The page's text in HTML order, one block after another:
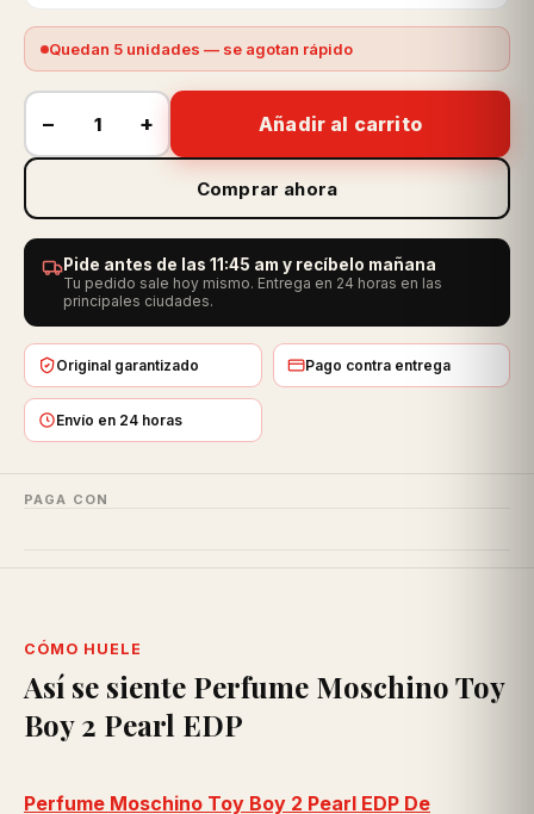
Quedan 5 unidades — se agotan rápido
− + Añadir al carrito
Comprar ahora
Pide antes de las 11:45 am y recíbelo mañana
Tu pedido sale hoy mismo. Entrega en 24 horas en las
principales ciudades.
Original garantizado Pago contra entrega
Envío en 24 horas
PAGA CON
CÓMO HUELE
Así se siente Perfume Moschino Toy
Boy 2 Pearl EDP
Perfume Moschino Toy Boy 2 Pearl EDP De